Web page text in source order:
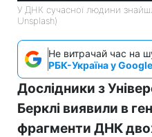
У ДНК сучасної людини
Unsplash)
Не витрачай час на
РБК-Україна у Google
Дослідники з
Берклі виявили в
фрагменти ДНК